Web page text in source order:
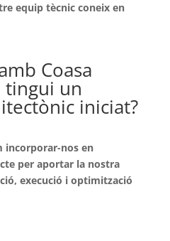
equip tècnic coneix en
Coasa
tingui un
iniciat?
incorporar-nos en
per aportar la nostra
execució i optimització